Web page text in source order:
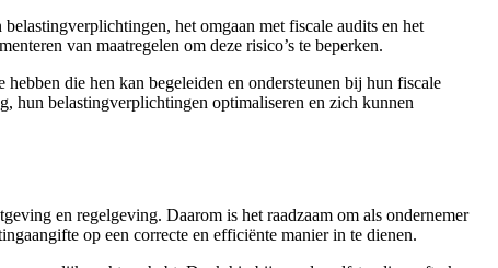
het omgaan met fiscale audits en het
van maatregelen om deze risico’s te beperken.
die hen kan begeleiden en ondersteunen bij hun fiscale
hun belastingverplichtingen optimaliseren en zich kunnen
en regelgeving. Daarom is het raadzaam om als ondernemer
op een correcte en efficiënte manier in te dienen.